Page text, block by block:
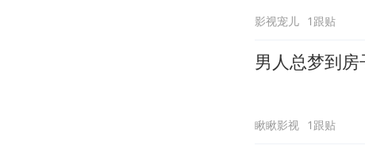
影视宠儿 1跟贴
男人总梦到
瞅瞅影视 1跟贴